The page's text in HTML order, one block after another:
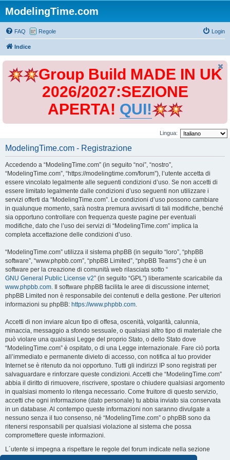
ModelingTime.com
FAQ Regole Login
Indice
Group Build MADE IN UK
2026/2027:SEZIONE
APERTA! QUI!
Lingua:
ModelingTime.com - Registrazione
Accedendo a “ModelingTime.com” (in seguito “noi”, “nostro”,
“ModelingTime.com”, “https://modelingtime.com/forum”), l’utente accetta di
essere vincolato legalmente alle seguenti condizioni d’uso. Se non accetti di
essere limitato legalmente dalle condizioni d’uso seguenti non utilizzare i
servizi offerti da “ModelingTime.com”. Le condizioni d’uso possono cambiare
in qualunque momento, sarà nostra premura avvisarti di tali modifiche, benché
sia opportuno controllare con frequenza queste pagine per eventuali
modifiche, dato che l’uso dei servizi di “ModelingTime.com” implica la
completa accettazione delle condizioni d’uso.
“ModelingTime.com” utilizza il sistema phpBB (in seguito “loro”, “phpBB
software”, “www.phpbb.com”, “phpBB Limited”, “phpBB Teams”) che è un
software per la creazione di comunità web rilasciata sotto “
GNU General Public License v2” (in seguito “GPL”) liberamente scaricabile da
www.phpbb.com. Il software phpBB facilita le aree di discussione internet;
phpBB Limited non è responsabile dei contenuti e della gestione. Per ulteriori
informazioni su phpBB: https://www.phpbb.com.
Accetti di non inviare alcun tipo di offesa, oscenità, volgarità, calunnia,
minaccia, messaggio a sfondo sessuale, o qualsiasi altro tipo di materiale che
può violare una qualsiasi Legge del proprio Stato, o dello Stato dove
“ModelingTime.com” è ospitato, o di una Legge internazionale. Fare ciò porta
all’immediato e permanente divieto di accesso, con notifica al tuo provider
Internet se è ritenuto da noi opportuno. Tutti gli indirizzi IP sono registrati per
salvaguardare e rinforzare queste condizioni. Accetti che “ModelingTime.com”
abbia il diritto di rimuovere, riscrivere, spostare o chiudere qualsiasi argomento
in qualsiasi momento lo ritenga necessario. Come fruitore di questo servizio,
accetti che ogni informazione (dato personale) tu abbia inviato sia conservata
in un database. Al contempo queste informazioni non saranno divulgate a
nessuno senza il tuo consenso, né “ModelingTime.com” o phpBB sono da
ritenersi responsabili per qualsiasi violazione al sistema che possa
compromettere queste informazioni.
L´utente si impegna a rispettare le regole del forum indicate nella sezione